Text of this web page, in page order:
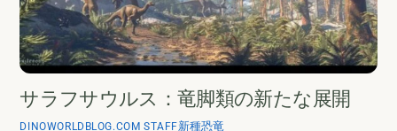
サラフサウルス：竜脚類の新たな展開
DINOWORLDBLOG.COM STAFF新種恐竜